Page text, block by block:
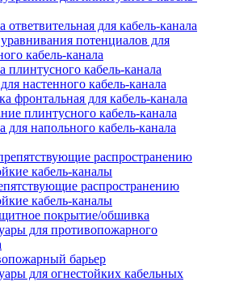
ответвительная для кабель-канала
потенциалов для
кабель-канала
кабель-канала
настенного кабель-канала
фронтальная для кабель-канала
плинтусного кабель-канала
напольного кабель-канала
распространению
кабель-каналы
покрытие/обшивка
для противопожарного
барьер
для огнестойких кабельных